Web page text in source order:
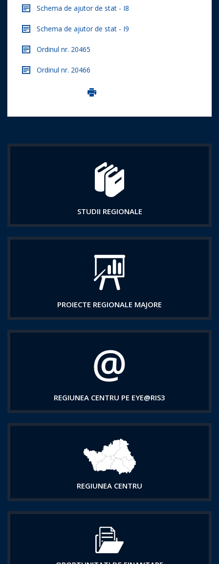
Schema de ajutor de stat - I8
Schema de ajutor de stat - I9
Ordinul nr. 20465
Ordinul nr. 20466
Imprima aceasta pagina
STUDII REGIONALE
PROIECTE REGIONALE MAJORE
REGIUNEA CENTRU PE EYE@RIS3
REGIUNEA CENTRU